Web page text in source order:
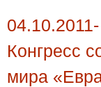
Конгресс
мира